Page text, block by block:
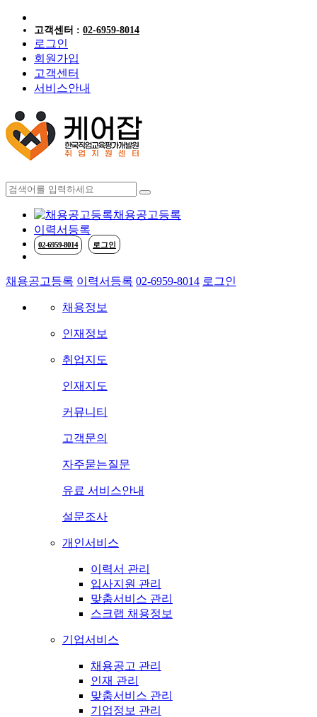
고객센터 : 02-6959-8014
로그인
회원가입
고객센터
서비스안내
케어잡 공식 취
채용공고등록
이력서등록
02-6959-8014 로그인
채용공고등록 이력서등록 02-6959-8014 로그인
채용정보
인재정보
취업지도
인재지도
커뮤니티
고객문의
자주묻는질문
유료 서비스안내
설문조사
개인서비스
이력서 관리
입사지원 관리
맞춤서비스 관리
스크랩 채용정보
기업서비스
채용공고 관리
인재 관리
맞춤서비스 관리
기업정보 관리